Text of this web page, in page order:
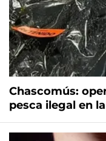
Chascomús:
pesca ilegal en